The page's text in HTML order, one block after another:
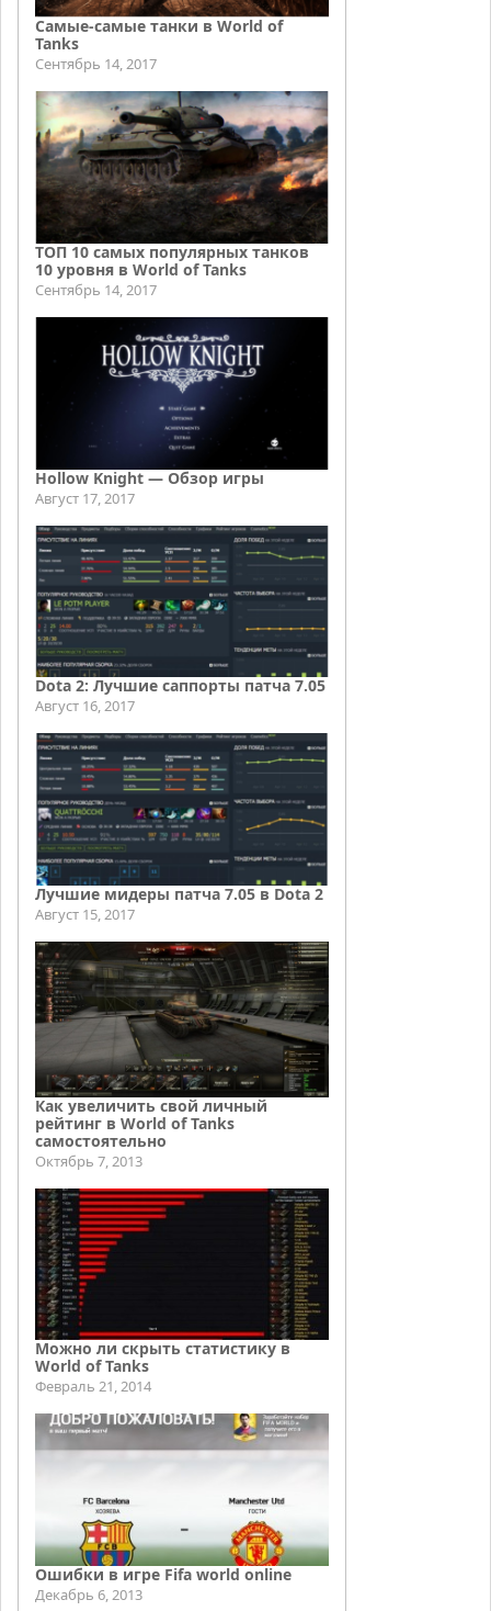
Самые-самые танки в World of
Tanks
Сентябрь 14, 2017
ТОП 10 самых популярных танков
10 уровня в World of Tanks
Сентябрь 14, 2017
Hollow Knight — Обзор игры
Август 17, 2017
Dota 2: Лучшие саппорты патча 7.05
Август 16, 2017
Лучшие мидеры патча 7.05 в Dota 2
Август 15, 2017
Как увеличить свой личный
рейтинг в World of Tanks
самостоятельно
Октябрь 7, 2013
Можно ли скрыть статистику в
World of Tanks
Февраль 21, 2014
Ошибки в игре Fifa world online
Декабрь 6, 2013